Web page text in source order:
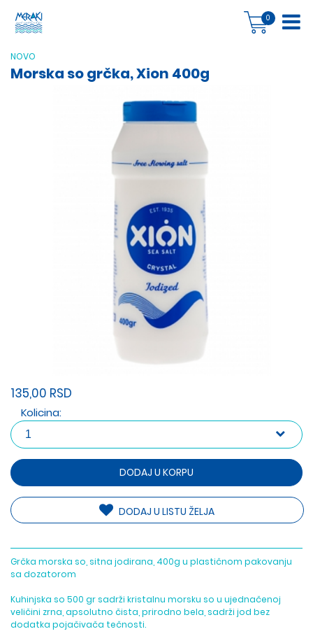
0
NOVO
Morska so grčka, Xion 400g
135,00 RSD
Kolicina:
DODAJ U KORPU
DODAJ U LISTU ŽELJA
Grčka morska so, sitna jodirana, 400g u plastičnom pakovanju
sa dozatorom
Kuhinjska so 500 gr sadrži kristalnu morsku so u ujednačenoj
veličini zrna, apsolutno čista, prirodno bela, sadrži jod bez
dodatka pojačivača tečnosti.